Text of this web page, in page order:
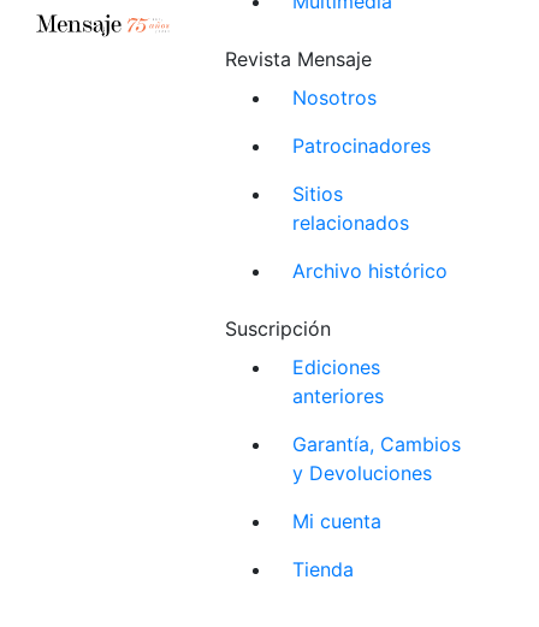
Revista Mensaje
Nosotros
Patrocinadores
Sitios
relacionados
Archivo histórico
Suscripción
Ediciones
anteriores
Garantía, Cambios
y Devoluciones
Mi cuenta
Tienda